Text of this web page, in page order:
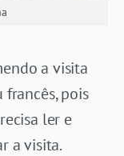
a visita
pois
ler e
a visita.